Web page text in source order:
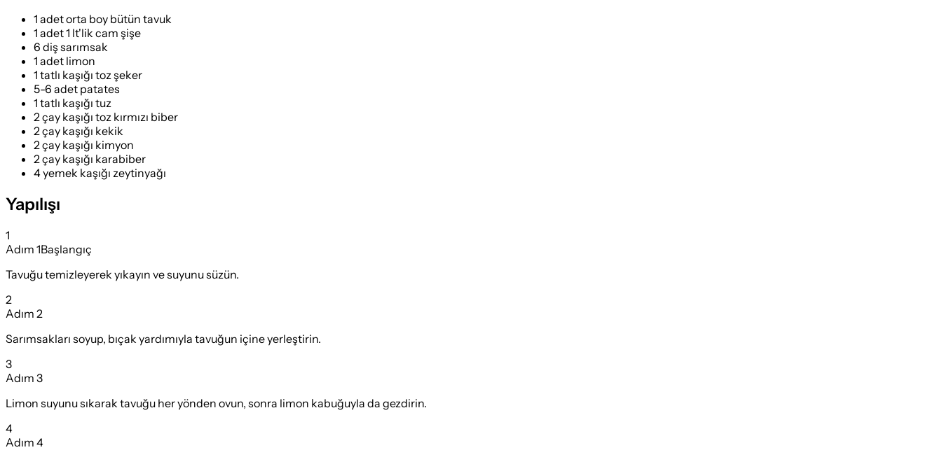
1 adet orta boy bütün tavuk
1 adet 1 lt'lik cam şişe
6 diş sarımsak
1 adet limon
1 tatlı kaşığı toz şeker
5-6 adet patates
1 tatlı kaşığı tuz
2 çay kaşığı toz kırmızı biber
2 çay kaşığı kekik
2 çay kaşığı kimyon
2 çay kaşığı karabiber
4 yemek kaşığı zeytinyağı
Yapılışı
1
Adım 1Başlangıç
Tavuğu temizleyerek yıkayın ve suyunu süzün.
2
Adım 2
Sarımsakları soyup, bıçak yardımıyla tavuğun içine yerleştirin.
3
Adım 3
Limon suyunu sıkarak tavuğu her yönden ovun, sonra limon kabuğuyla da gezdirin.
4
Adım 4